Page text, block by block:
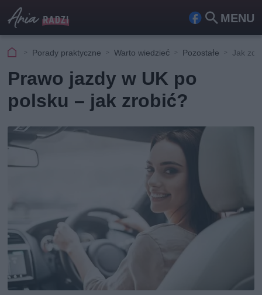
MENU
Fa
ook
Szu
kaj
Porady praktyczne Warto wiedzieć Pozostałe Jak
Prawo jazdy w UK po
polsku – jak zrobić?